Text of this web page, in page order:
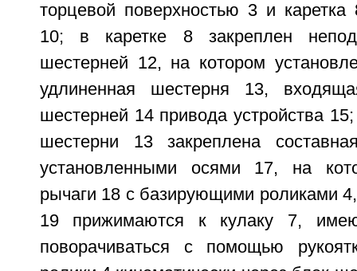
торцевой поверхностью 3 и
10; в каретке 8 закреплен
шестерней 12, на котором
удлиненная шестерня 13,
шестерней 14 привода устройства
шестерни 13 закреплена
установленными осями 17, на
рычаги 18 с базирующими роликами
19 прижимаются к кулаку 7,
поворачиваться с помощью